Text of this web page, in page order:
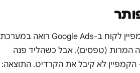
סוכנות שיווק שמנהלת קמפיין לקוח ב-Google Ads רואה במערכת
המרות (טפסים). אבל כשהליד פנה
לא קיבל את הקרדיט. התוצאה: